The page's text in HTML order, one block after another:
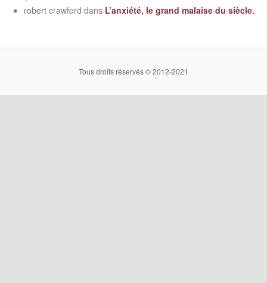
robert crawford dans L’anxiété, le grand malaise du siècle.
Tous droits réservés © 2012-2021